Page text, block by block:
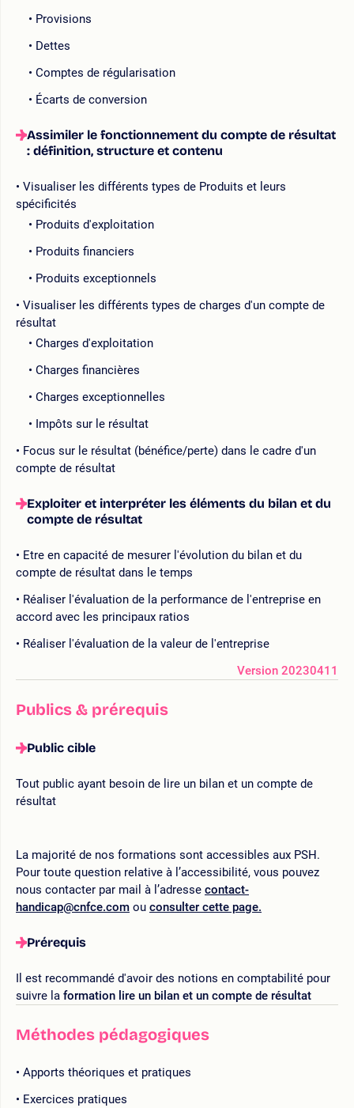
Provisions
Dettes
Comptes de régularisation
Écarts de conversion
Assimiler le fonctionnement du compte de résultat
: définition, structure et contenu
Visualiser les différents types de Produits et leurs
spécificités
Produits d'exploitation
Produits financiers
Produits exceptionnels
Visualiser les différents types de charges d'un compte de
résultat
Charges d'exploitation
Charges financières
Charges exceptionnelles
Impôts sur le résultat
Focus sur le résultat (bénéfice/perte) dans le cadre d'un
compte de résultat
Exploiter et interpréter les éléments du bilan et du
compte de résultat
Etre en capacité de mesurer l'évolution du bilan et du
compte de résultat dans le temps
Réaliser l'évaluation de la performance de l'entreprise en
accord avec les principaux ratios
Réaliser l'évaluation de la valeur de l'entreprise
Version 20230411
Publics & prérequis
Public cible
Tout public ayant besoin de lire un bilan et un compte de
résultat
La majorité de nos formations sont accessibles aux PSH.
Pour toute question relative à l’accessibilité, vous pouvez
nous contacter par mail à l’adresse contact-
handicap@cnfce.com ou consulter cette page.
Prérequis
Il est recommandé d'avoir des notions en comptabilité pour
suivre la formation lire un bilan et un compte de résultat
Méthodes pédagogiques
Apports théoriques et pratiques
Exercices pratiques